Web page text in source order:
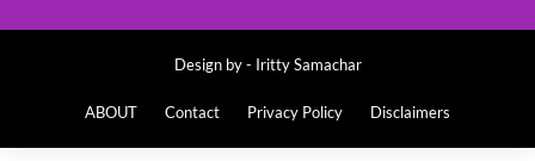
Design by - Iritty Samachar
ABOUT Contact Privacy Policy Disclaimers